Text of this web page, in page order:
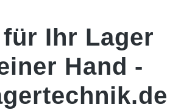
Ihr Lager
Hand -